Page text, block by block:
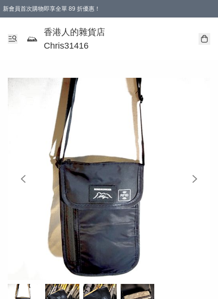
新會員首次購物即享全單 89 折優惠！
購物滿 HKD 499.00即享免運費優惠！（適用於 本地送貨、本地取貨 )
【滿 $300 專屬驚喜：無聲信物（最後一批）】
香港人的雜貨店
Chris31416